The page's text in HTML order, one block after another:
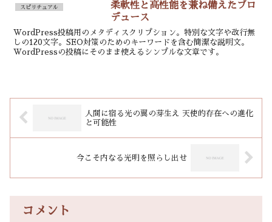
スピリチュアル
柔軟性と高性能を兼ね備えたプロ
デュース
WordPress投稿用のメタディスクリプション。特別な文字や改行無
しの120文字。SEO対策のためのキーワードを含む簡潔な説明文。
WordPressの投稿にそのまま使えるシンプルな文章です。
人間に宿る光の翼の芽生え 天使的存在への進化
と可能性
今こそ内なる光明を照らし出せ
コメント